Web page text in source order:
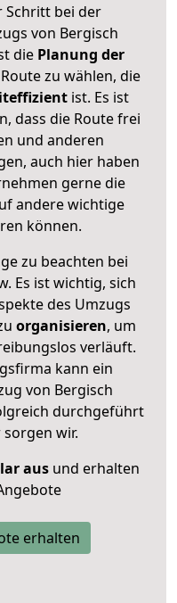
Schritt bei der
von Bergisch
die Planung der
zu wählen, die
ist. Es ist
dass die Route frei
und anderen
auch hier haben
gerne die
andere wichtige
können.
zu beachten bei
Es ist wichtig, sich
des Umzugs
organisieren, um
verläuft.
kann ein
von Bergisch
durchgeführt
wir.
ausund erhalten
erhalten